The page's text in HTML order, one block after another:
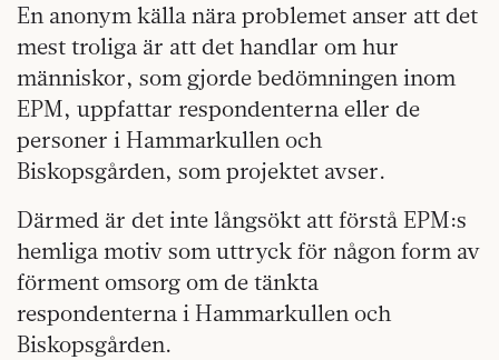
En anonym källa nära problemet anser att det
mest troliga är att det handlar om hur
människor, som gjorde bedömningen inom
EPM, uppfattar respondenterna eller de
personer i Hammarkullen och
Biskopsgården, som projektet avser.
Därmed är det inte långsökt att förstå EPM:s
hemliga motiv som uttryck för någon form av
förment omsorg om de tänkta
respondenterna i Hammarkullen och
Biskopsgården.